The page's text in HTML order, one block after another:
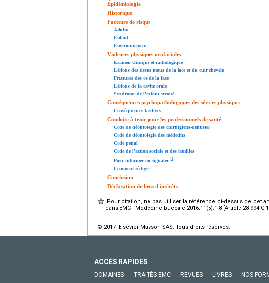
Épidémiologie
Historique
Facteurs de risque
Adulte
Enfant
Environnement
Violences physiques orofaciales
Examen clinique et radiologique
Lésions des tissus mous de la face et du cuir chevelu
Fractures des os de la face
Lésions de la cavité orale
Syndrome de l'enfant secoué
Conséquences psychopathologiques des sévices physiques
Conséquences tardives
Conduite à tenir pour les professionnels de santé
Code de déontologie des chirurgiens-dentistes
Code de déontologie des médecins
Code pénal
Code de l'action sociale et des familles
Pour informer ou signaler[]
Comment rédiger
Conclusion
Déclaration de liens d'intérêts
Pour citation, ne pas utiliser la référence ci-dessus de cet
dans EMC - Médecine buccale 2016;11(5):1-8 [Article 28-994-C-
© 2017 Elsevier Masson SAS. Tous droits réservés.
ACCÈS RAPIDES
DOMAINES TRAITÉS EMC REVUES LIVRES NOS